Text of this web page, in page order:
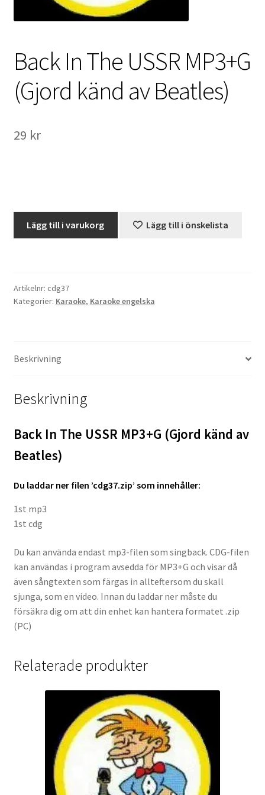
International Checkout
Villkor
Butiken
Konto
Hyr en projektor
Projektorer – Tips & Trix
Butik
Back In The USSR MP3+G
(Gjord känd av Beatles)
29 kr
(Gjord
känd
Lägg till i varukorg Lägg till i önskelista
Artikelnr: cdg37
Kategorier: Karaoke, Karaoke engelska
Beskrivning
Beskrivning
Back In The USSR MP3+G (Gjord känd av
Beatles)
Du laddar ner filen ’cdg37.zip’ som innehåller:
1st mp3
1st cdg
Du kan använda endast mp3-filen som singback. CDG-filen
kan användas i program avsedda för MP3+G och visar då
även sångtexten som färgas in allteftersom du skall
sjunga, som en video. Innan du laddar ner måste du
försäkra dig om att din enhet kan hantera formatet .zip
(PC)
Relaterade produkter